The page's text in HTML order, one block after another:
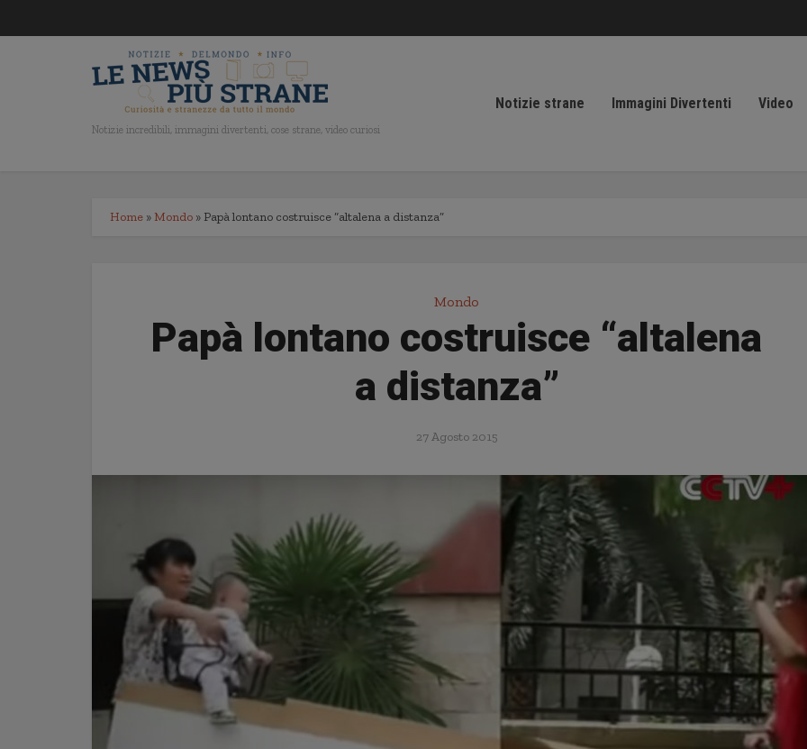
Notizie incredibili, immagini divertenti, cose strane, video curiosi
Notizie strane Immagini Divertenti Video
Home » Mondo » Papà lontano costruisce “altalena a distanza”
Mondo
Papà lontano costruisce “altalena
a distanza”
27 Agosto 2015